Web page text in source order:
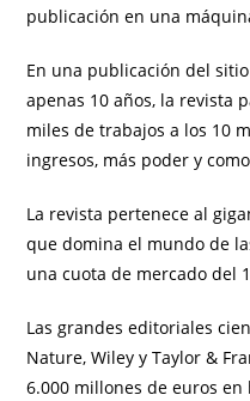
publicación en una
En una publicación del
apenas 10 años, la revista
miles de trabajos a los 10
ingresos, más poder y
La revista pertenece al
que domina el mundo de
una cuota de mercado del
Las grandes editoriales
Nature, Wiley y Taylor &
6.000 millones de euros en